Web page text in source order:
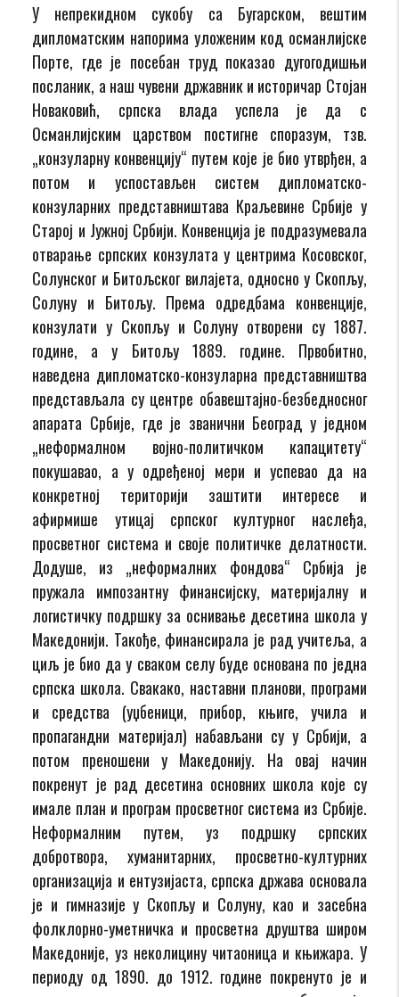
У непрекидном сукобу са Бугарском, вештим
дипломатским напорима уложеним код османлијске
Порте, где је посебан труд показао дугогодишњи
посланик, а наш чувени државник и историчар Стојан
Новаковић, српска влада успела је да с
Османлијским царством постигне споразум, тзв.
„конзуларну конвенцију“ путем које је био утврђен, а
потом и успостављен систем дипломатско-
конзуларних представништава Краљевине Србије у
Старој и Јужној Србији. Конвенција је подразумевала
отварање српских конзулата у центрима Косовског,
Солунског и Битољског вилајета, односно у Скопљу,
Солуну и Битољу. Према одредбама конвенције,
конзулати у Скопљу и Солуну отворени су 1887.
године, а у Битољу 1889. године. Првобитно,
наведена дипломатско-конзуларна представништва
представљала су центре обавештајно-безбедносног
апарата Србије, где је званични Београд у једном
„неформалном војно-политичком капацитету“
покушавао, а у одређеној мери и успевао да на
конкретној територији заштити интересе и
афирмише утицај српског културног наслеђа,
просветног система и своје политичке делатности.
Додуше, из „неформалних фондова“ Србија је
пружала импозантну финансијску, материјалну и
логистичку подршку за оснивање десетина школа у
Македонији. Такође, финансирала је рад учитеља, а
циљ је био да у сваком селу буде основана по једна
српска школа. Свакако, наставни планови, програми
и средства (уџбеници, прибор, књиге, учила и
пропагандни материјал) набављани су у Србији, а
потом преношени у Македонију. На овај начин
покренут је рад десетина основних школа које су
имале план и програм просветног система из Србије.
Неформалним путем, уз подршку српских
добротвора, хуманитарних, просветно-културних
организација и ентузијаста, српска држава основала
је и гимназије у Скопљу и Солуну, као и засебна
фолклорно-уметничка и просветна друштва широм
Македоније, уз неколицину читаоница и књижара. У
периоду од 1890. до 1912. године покренуто је и